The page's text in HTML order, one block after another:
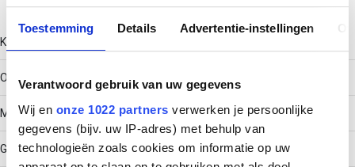
Toestemming Details Advertentie-instellingen
Verantwoord gebruik van uw gegevens
Wij en onze 1022 partners verwerken je persoonlijke
gegevens (bijv. uw IP-adres) met behulp van
technologieën zoals cookies om informatie op uw
Kleur
Overig
Model
Geïntegreerde verbinder